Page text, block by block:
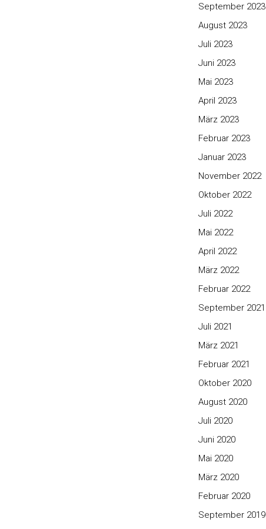
September 2023
August 2023
Juli 2023
Juni 2023
Mai 2023
April 2023
März 2023
Februar 2023
Januar 2023
November 2022
Oktober 2022
Juli 2022
Mai 2022
April 2022
März 2022
Februar 2022
September 2021
Juli 2021
März 2021
Februar 2021
Oktober 2020
August 2020
Juli 2020
Juni 2020
Mai 2020
März 2020
Februar 2020
September 2019